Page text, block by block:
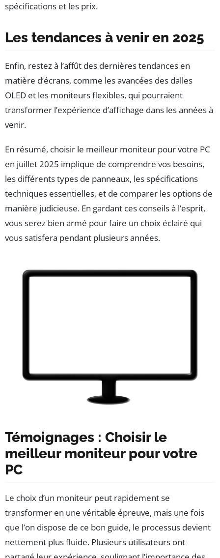
spécifications et les prix.
Les tendances à venir en 2025
Enfin, restez à l’affût des dernières tendances en
matière d’écrans, comme les avancées des dalles
OLED et les moniteurs flexibles, qui pourraient
transformer l’expérience d’affichage dans les années à
venir.
En résumé, choisir le meilleur moniteur pour votre PC
en juillet 2025 implique de comprendre vos besoins,
les différents types de panneaux, les spécifications
techniques essentielles, et de comparer les options de
manière judicieuse. En gardant ces conseils à l’esprit,
vous serez bien armé pour faire un choix éclairé qui
vous satisfera pendant plusieurs années.
Témoignages : Choisir le
meilleur moniteur pour votre
PC
Le choix d’un moniteur peut rapidement se
transformer en une véritable épreuve, mais une fois
que l’on dispose de ce bon guide, le processus devient
nettement plus fluide. Plusieurs utilisateurs ont